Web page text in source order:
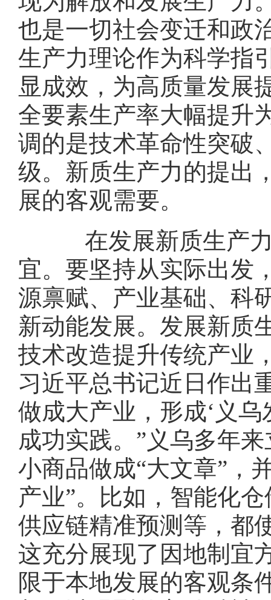
也是一切社会变迁和政
生产力理论作为科学指
显成效，为高质量发展
全要素生产率大幅提升
调的是技术革命性突破
级。新质生产力的提出
展的客观需要。
在发展新质生产力
宜。要坚持从实际出发
源禀赋、产业基础、科
新动能发展。发展新质
技术改造提升传统产业
习近平总书记近日作出
做成大产业，形成‘义
成功实践。”义乌多年
小商品做成“大文章”，
产业”。比如，智能化
供应链精准预测等，都
这充分展现了因地制宜
限于本地发展的客观条